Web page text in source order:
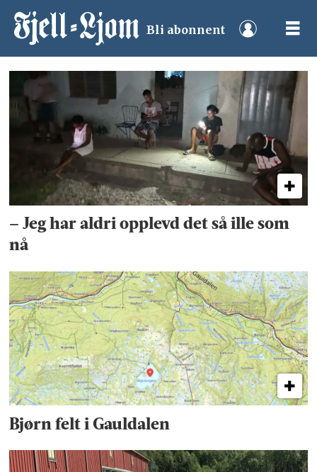
Bli abonnent
Tag:
nyheter
– Jeg har aldri opplevd det så ille som
nå
Bjørn felt i Gauldalen